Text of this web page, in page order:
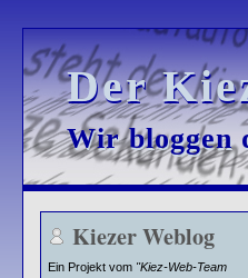
Der
Der
Wir bloggen
Wir bloggen
Kiezer Weblog
Ein Projekt vom "Kiez-Web-Team